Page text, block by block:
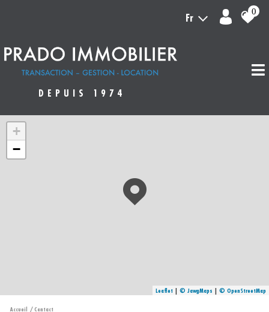
Fr 0
DEPUIS 1974
+
−
Leaflet | © JawgMaps | © OpenStreetMap
Accueil Contact